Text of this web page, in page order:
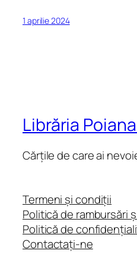
1 aprilie 2024
Librăria
Cărțile de care ai
Termeni și condiții
Politică de rambursări
Politică de
Contactați-ne